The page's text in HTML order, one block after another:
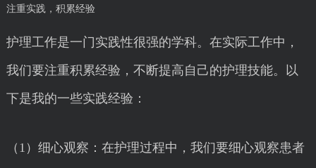
注重实践，积累经验
护理工作是一门实践性很强的学科。在实际工作中，
我们要注重积累经验，不断提高自己的护理技能。以
下是我的一些实践经验：
（1）细心观察：在护理过程中，我们要细心观察患者